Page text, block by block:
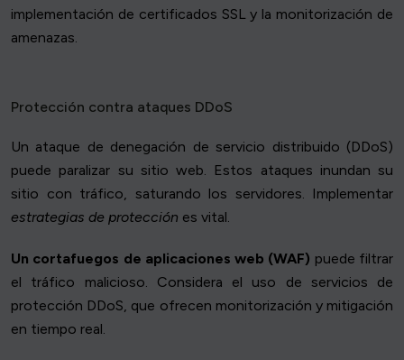
implementación de certificados SSL y la monitorización de
amenazas.
Protección contra ataques DDoS
Un ataque de denegación de servicio distribuido (DDoS)
puede paralizar su sitio web. Estos ataques inundan su
sitio con tráfico, saturando los servidores. Implementar
estrategias de protección es vital.
Un cortafuegos de aplicaciones web (WAF) puede filtrar
el tráfico malicioso. Considera el uso de servicios de
protección DDoS, que ofrecen monitorización y mitigación
en tiempo real.